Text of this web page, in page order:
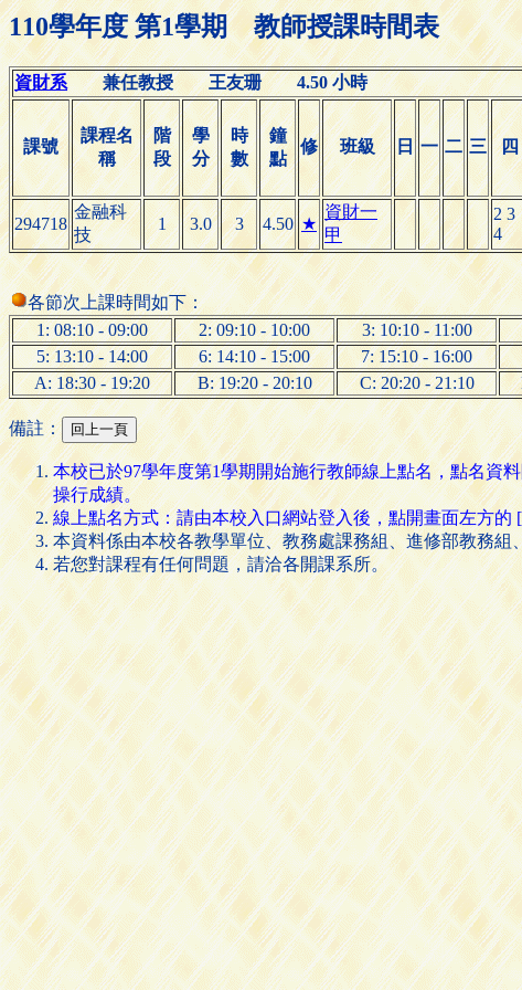
110學年度 第1學期 教師授課時間表
資財系兼任教授 王友珊 4.50 小時
課號
課程名
稱
階
段
學
分
時
數
鐘
點
修 班級 日 一 二 三 四
294718
金融科
技
1 3.0 3 4.50 ★
資財一
甲
2 3
4
各節次上課時間如下：
1: 08:10 - 09:00
2: 09:10 - 10:00 3: 10:10 - 11:00
5: 13:10 - 14:00
6: 14:10 - 15:00 7: 15:10 - 16:00
A: 18:30 - 19:20
B: 19:20 - 20:10 C: 20:20 - 21:10
備註：
本校已於97學年度第1學期開始施行教師線上點名，點名資
操行成績。
線上點名方式：請由本校入口網站登入後，點開畫面左方
本資料係由本校各教學單位、教務處課務組、進修部教務
若您對課程有任何問題，請洽各開課系所。